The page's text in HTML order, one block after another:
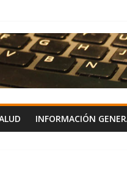
INFORMACIÓN